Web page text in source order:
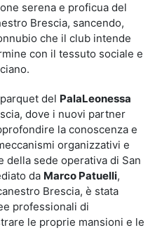
serena e proficua del
Brescia, sancendo,
che il club intende
con il tessuto sociale e
del PalaLeonessa
dove i nuovi partner
la conoscenza e
organizzativi e
della sede operativa di San
da Marco Patuelli,
Brescia, è stata
professionali di
le proprie mansioni e le